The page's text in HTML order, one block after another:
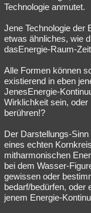
Technologie anmutet.
Jene Technologie der
etwas ähnliches, wie
dasEnergie-Raum-
Alle Formen können
existierend in eben
JenesEnergie-
Wirklichkeit sein,
berühren!?
Der Darstellungs-
eines echten
mitharmonischen
bei dem Wasser-
gewissen oder
bedarf/bedürfen, oder
jenem Energie-